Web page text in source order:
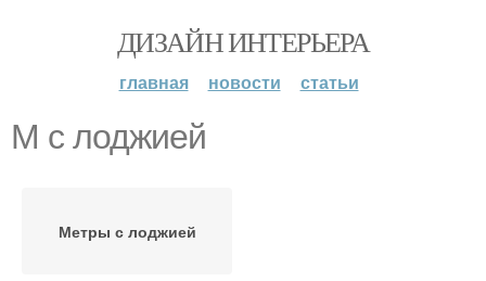
ДИЗАЙН ИНТЕРЬЕРА
главная новости статьи
М с лоджией
Метры с лоджией